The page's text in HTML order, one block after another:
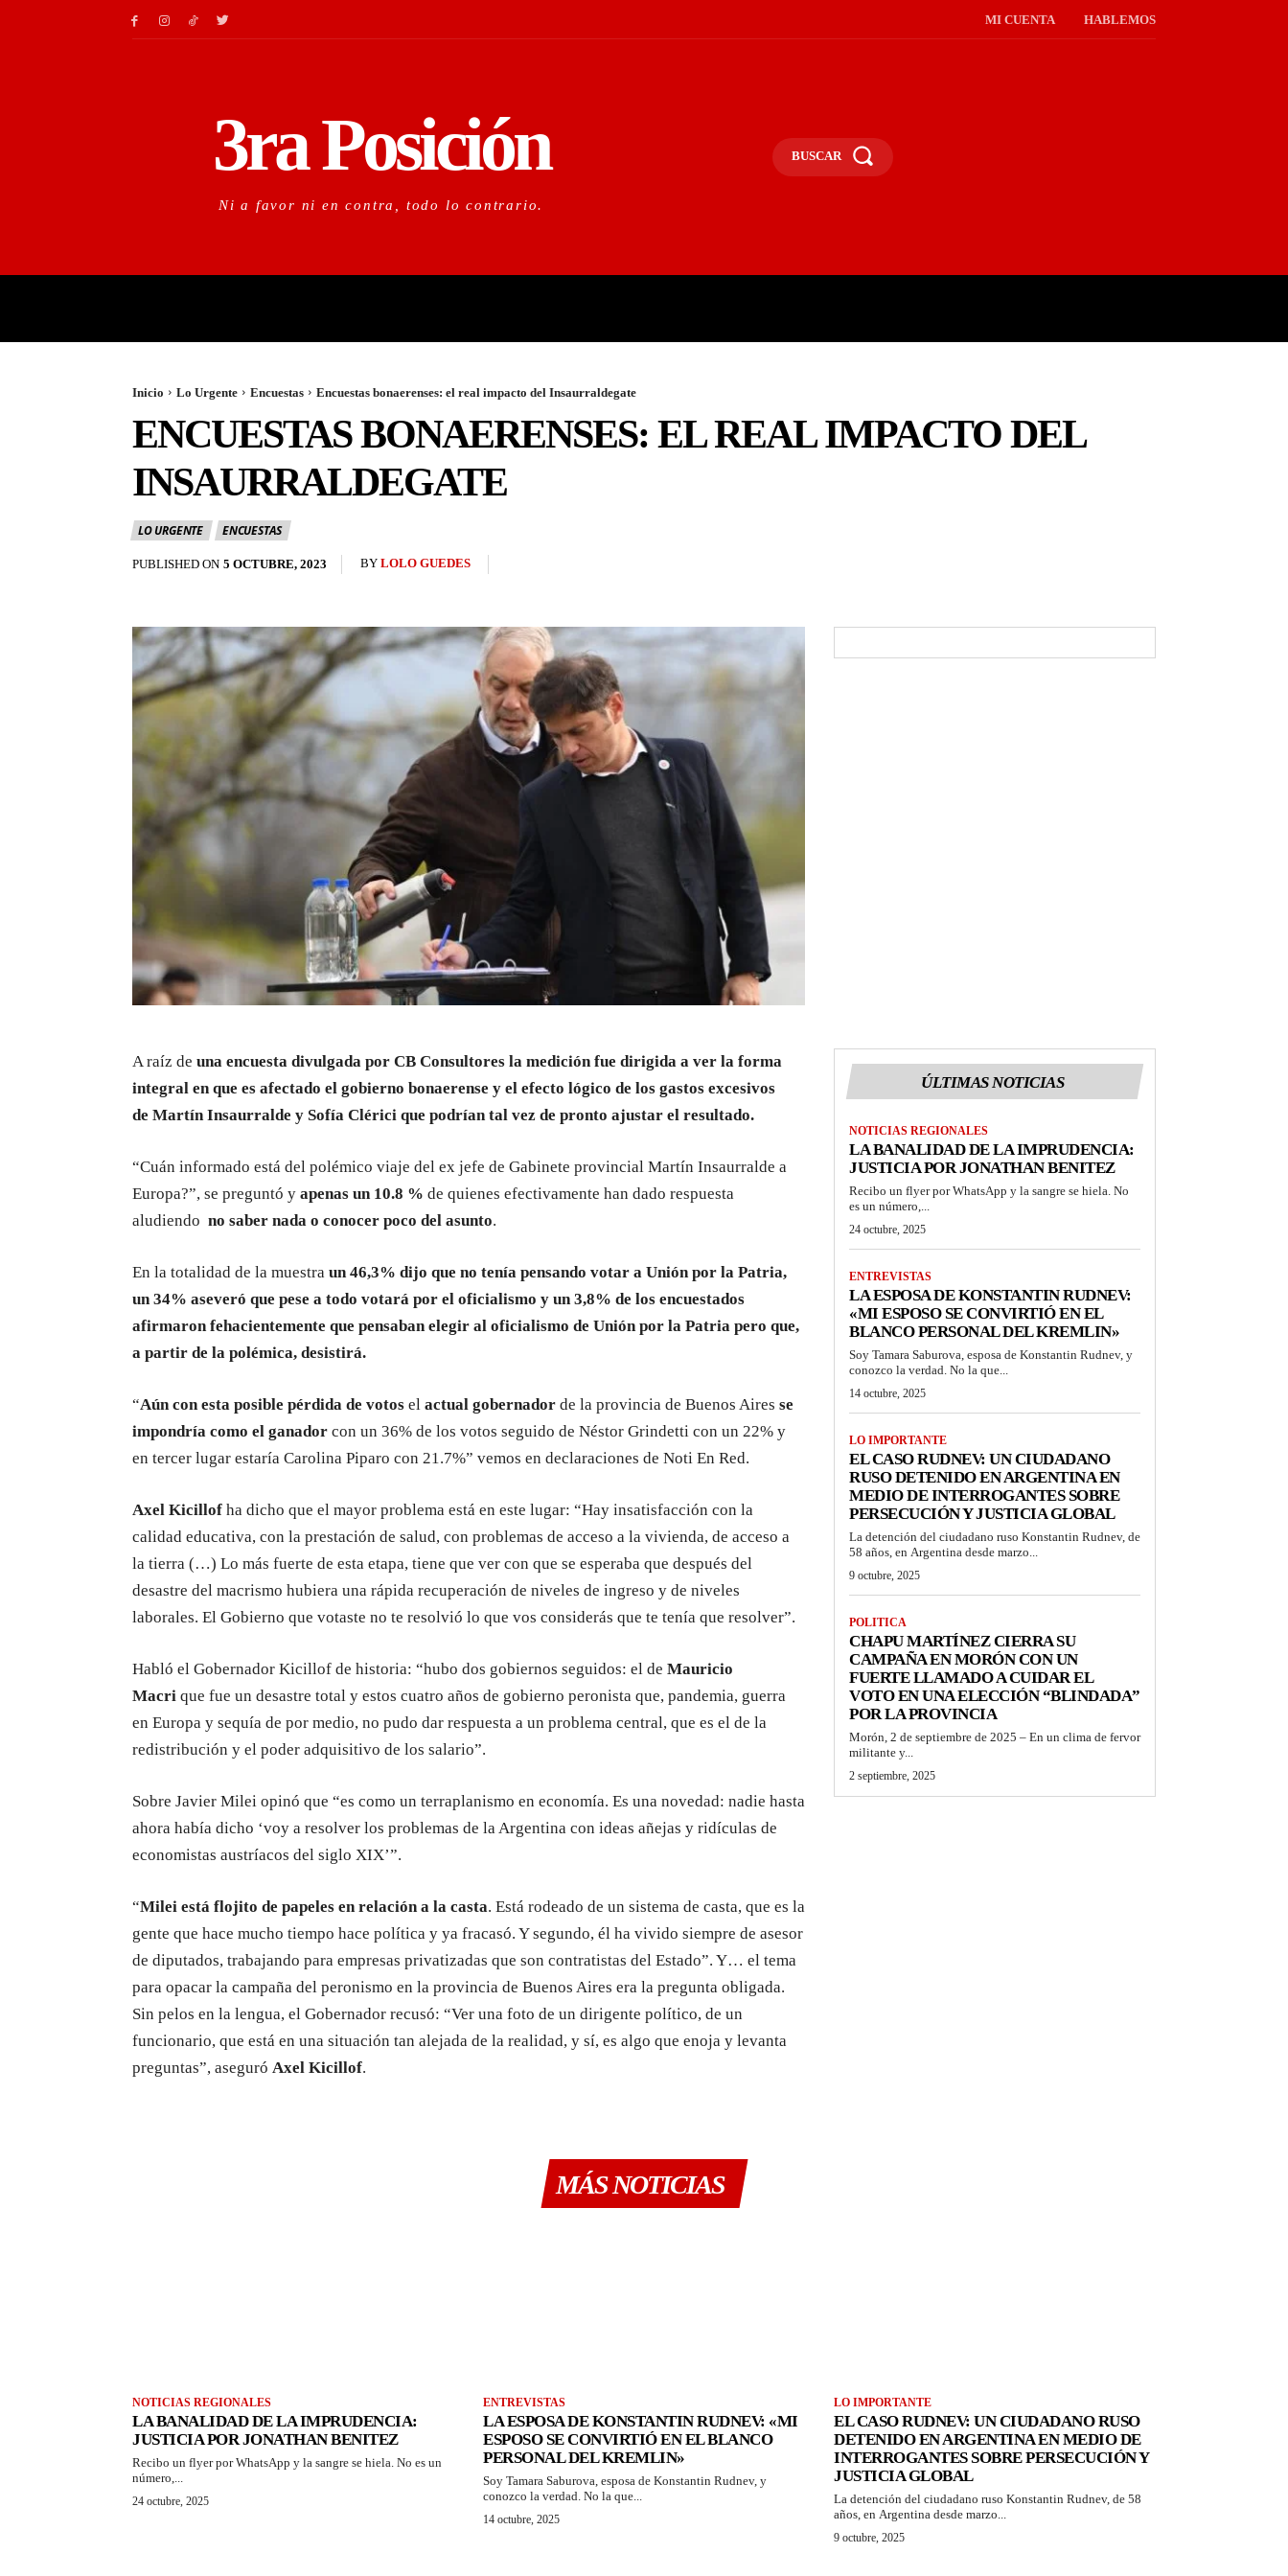
MI CUENTA HABLEMOS
3ra Posición
Ni a favor ni en contra, todo lo contrario.
BUSCAR
Inicio Lo Urgente Encuestas Encuestas bonaerenses: el real impacto del Insaurraldegate
ENCUESTAS BONAERENSES: EL REAL IMPACTO DEL
INSAURRALDEGATE
LO URGENTE ENCUESTAS
PUBLISHED ON 5 OCTUBRE, 2023 BY LOLO GUEDES
A raíz de una encuesta divulgada por CB Consultores la medición fue dirigida a ver la forma
integral en que es afectado el gobierno bonaerense y el efecto lógico de los gastos excesivos
de Martín Insaurralde y Sofía Clérici que podrían tal vez de pronto ajustar el resultado.
“Cuán informado está del polémico viaje del ex jefe de Gabinete provincial Martín Insaurralde a
Europa?”, se preguntó y apenas un 10.8 % de quienes efectivamente han dado respuesta
aludiendo no saber nada o conocer poco del asunto.
En la totalidad de la muestra un 46,3% dijo que no tenía pensando votar a Unión por la Patria,
un 34% aseveró que pese a todo votará por el oficialismo y un 3,8% de los encuestados
afirmaron fehacientemente que pensaban elegir al oficialismo de Unión por la Patria pero que,
a partir de la polémica, desistirá.
“Aún con esta posible pérdida de votos el actual gobernador de la provincia de Buenos Aires se
impondría como el ganador con un 36% de los votos seguido de Néstor Grindetti con un 22% y
en tercer lugar estaría Carolina Piparo con 21.7%” vemos en declaraciones de Noti En Red.
Axel Kicillof ha dicho que el mayor problema está en este lugar: “Hay insatisfacción con la
calidad educativa, con la prestación de salud, con problemas de acceso a la vivienda, de acceso a
la tierra (…) Lo más fuerte de esta etapa, tiene que ver con que se esperaba que después del
desastre del macrismo hubiera una rápida recuperación de niveles de ingreso y de niveles
laborales. El Gobierno que votaste no te resolvió lo que vos considerás que te tenía que resolver”.
Habló el Gobernador Kicillof de historia: “hubo dos gobiernos seguidos: el de Mauricio
Macri que fue un desastre total y estos cuatro años de gobierno peronista que, pandemia, guerra
en Europa y sequía de por medio, no pudo dar respuesta a un problema central, que es el de la
redistribución y el poder adquisitivo de los salario”.
Sobre Javier Milei opinó que “es como un terraplanismo en economía. Es una novedad: nadie hasta
ahora había dicho ‘voy a resolver los problemas de la Argentina con ideas añejas y ridículas de
economistas austríacos del siglo XIX’”.
“Milei está flojito de papeles en relación a la casta. Está rodeado de un sistema de casta, que es la
gente que hace mucho tiempo hace política y ya fracasó. Y segundo, él ha vivido siempre de asesor
de diputados, trabajando para empresas privatizadas que son contratistas del Estado”. Y… el tema
para opacar la campaña del peronismo en la provincia de Buenos Aires era la pregunta obligada.
Sin pelos en la lengua, el Gobernador recusó: “Ver una foto de un dirigente político, de un
funcionario, que está en una situación tan alejada de la realidad, y sí, es algo que enoja y levanta
preguntas”, aseguró Axel Kicillof.
ÚLTIMAS NOTICIAS
NOTICIAS REGIONALES
LA BANALIDAD DE LA IMPRUDENCIA:
JUSTICIA POR JONATHAN BENITEZ
Recibo un flyer por WhatsApp y la sangre se hiela. No
es un número,...
24 octubre, 2025
ENTREVISTAS
LA ESPOSA DE KONSTANTIN RUDNEV:
«MI ESPOSO SE CONVIRTIÓ EN EL
BLANCO PERSONAL DEL KREMLIN»
Soy Tamara Saburova, esposa de Konstantin Rudnev, y
conozco la verdad. No la que...
14 octubre, 2025
LO IMPORTANTE
EL CASO RUDNEV: UN CIUDADANO
RUSO DETENIDO EN ARGENTINA EN
MEDIO DE INTERROGANTES SOBRE
PERSECUCIÓN Y JUSTICIA GLOBAL
La detención del ciudadano ruso Konstantin Rudnev, de
58 años, en Argentina desde marzo...
9 octubre, 2025
POLITICA
CHAPU MARTÍNEZ CIERRA SU
CAMPAÑA EN MORÓN CON UN
FUERTE LLAMADO A CUIDAR EL
VOTO EN UNA ELECCIÓN “BLINDADA”
POR LA PROVINCIA
Morón, 2 de septiembre de 2025 – En un clima de fervor
militante y...
2 septiembre, 2025
MÁS NOTICIAS
NOTICIAS REGIONALES
LA BANALIDAD DE LA IMPRUDENCIA:
JUSTICIA POR JONATHAN BENITEZ
Recibo un flyer por WhatsApp y la sangre se hiela. No es un
número,...
24 octubre, 2025
ENTREVISTAS
LA ESPOSA DE KONSTANTIN RUDNEV: «MI
ESPOSO SE CONVIRTIÓ EN EL BLANCO
PERSONAL DEL KREMLIN»
Soy Tamara Saburova, esposa de Konstantin Rudnev, y
conozco la verdad. No la que...
14 octubre, 2025
LO IMPORTANTE
EL CASO RUDNEV: UN CIUDADANO RUSO
DETENIDO EN ARGENTINA EN MEDIO DE
INTERROGANTES SOBRE PERSECUCIÓN Y
JUSTICIA GLOBAL
La detención del ciudadano ruso Konstantin Rudnev, de 58
años, en Argentina desde marzo...
9 octubre, 2025